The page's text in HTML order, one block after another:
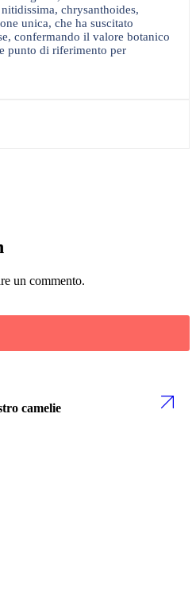
chrysanthoides,
unica, che ha suscitato
confermando il valore botanico
punto di riferimento per
un commento.
camelie